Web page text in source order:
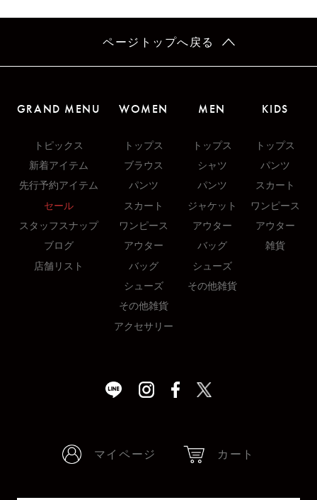
ページトップへ戻る
GRAND MENU
トピックス
新着アイテム
先行予約アイテム
セール
スタッフスナップ
ブログ
店舗リスト
WOMEN
トップス
ブラウス
パンツ
スカート
ワンピース
アウター
バッグ
シューズ
その他雑貨
アクセサリー
MEN
トップス
シャツ
パンツ
ジャケット
アウター
バッグ
シューズ
その他雑貨
KIDS
トップス
パンツ
スカート
ワンピース
アウター
雑貨
マイページ カート